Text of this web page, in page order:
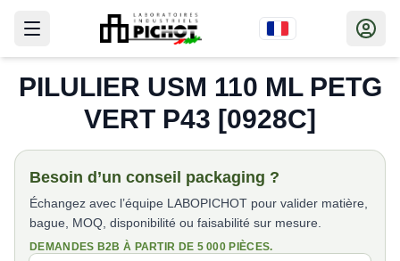
PILULIER USM 110 ML PETG
VERT P43 [0928C]
Besoin d’un conseil packaging ?
Échangez avec l’équipe LABOPICHOT pour valider matière,
bague, MOQ, disponibilité ou faisabilité sur mesure.
DEMANDES B2B À PARTIR DE 5 000 PIÈCES.